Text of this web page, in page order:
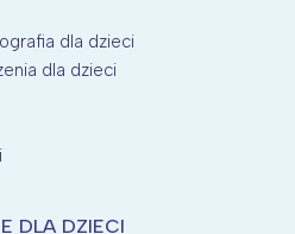
dla dzieci
dla dzieci
DLA DZIECI